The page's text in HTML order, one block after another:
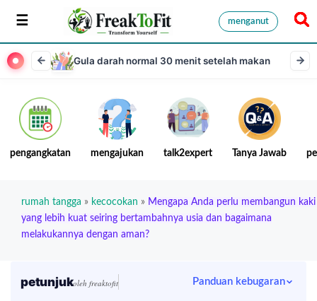
menganut
Gula darah normal 30 menit setelah makan
pengangkatan mengajukan talk2expert Tanya Jawab
rumah tangga » kecocokan » Mengapa Anda perlu membangun kaki
yang lebih kuat seiring bertambahnya usia dan bagaimana
melakukannya dengan aman?
petunjukoleh freaktofit Panduan kebugaran